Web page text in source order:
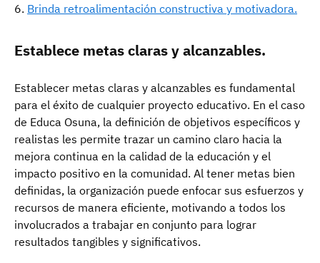
Brinda retroalimentación constructiva y motivadora.
Establece metas claras y alcanzables.
Establecer metas claras y alcanzables es fundamental
para el éxito de cualquier proyecto educativo. En el caso
de Educa Osuna, la definición de objetivos específicos y
realistas les permite trazar un camino claro hacia la
mejora continua en la calidad de la educación y el
impacto positivo en la comunidad. Al tener metas bien
definidas, la organización puede enfocar sus esfuerzos y
recursos de manera eficiente, motivando a todos los
involucrados a trabajar en conjunto para lograr
resultados tangibles y significativos.